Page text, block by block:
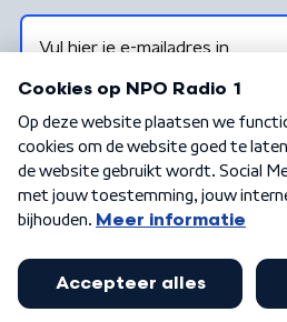
Algemene voorwaarden